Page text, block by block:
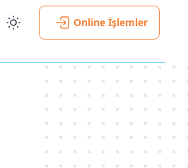
Online İşlemler